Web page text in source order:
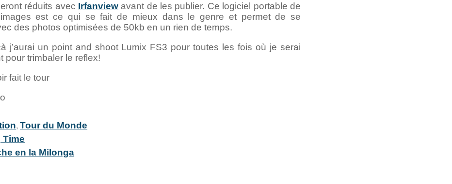
réduits avec Irfanviewavant de les publier. Ce logiciel portable de
est ce qui se fait de mieux dans le genre et permet de se
des photos optimisées de 50kb en un rien de temps.
j’aurai un point and shoot Lumix FS3 pour toutes les fois où je serai
pour trimbaler le reflex!
fait le tour
,Tour du Monde
Time
en la Milonga